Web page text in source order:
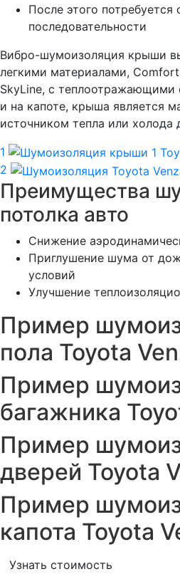
После этого потребуется
последовательности
Вибро-шумоизоляция крыши
легкими материалами,
SkyLine, с теплоотражающими
и на капоте, крыша является
источником тепла или холода
1
2
Преимущества
потолка авто
Снижение
Приглушение шума от
условий
Улучшение
Пример
пола Toyota
Пример
багажника
Пример
дверей Toyota
Пример
капота Toyota
Узнать стоимость